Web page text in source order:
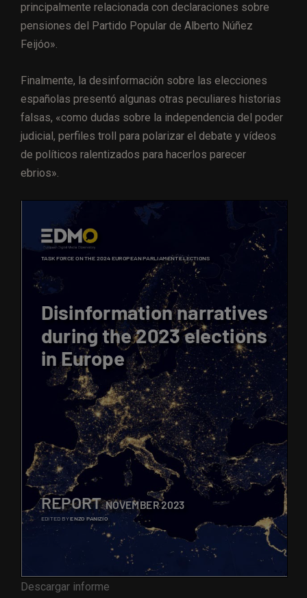
principalmente relacionada con declaraciones sobre
pensiones del Partido Popular de Alberto Núñez
Feijóo».
Finalmente, la desinformación sobre las elecciones
españolas presentó algunas otras peculiares historias
falsas, «como dudas sobre la independencia del poder
judicial, perfiles troll para polarizar el debate y vídeos
de políticos ralentizados para hacerlos parecer
ebrios».
Descargar informe